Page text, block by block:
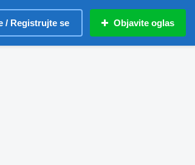
/ Registrujte se Objavite oglas